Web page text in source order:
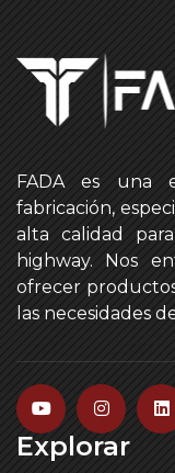
FADA es una
fabricación,
alta calidad
highway. Nos
ofrecer
las necesidades
Explorar